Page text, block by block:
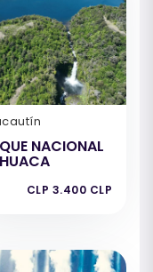
NACIONAL
CLP 3.400 CLP